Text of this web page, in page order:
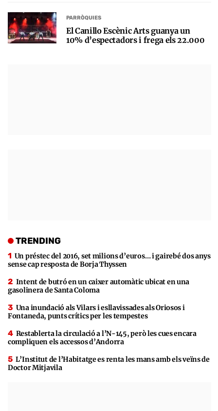
PARRÒQUIES
El Canillo Escènic Arts guanya un
10% d’espectadors i frega els 22.000
TRENDING
Un préstec del 2016, set milions d’euros… i gairebé dos anys
sense cap resposta de Borja Thyssen
Intent de butró en un caixer automàtic ubicat en una
gasolinera de Santa Coloma
Una inundació als Vilars i esllavissades als Oriosos i
Fontaneda, punts crítics per les tempestes
Restablerta la circulació a l’N-145, però les cues encara
compliquen els accessos d’Andorra
L’Institut de l’Habitatge es renta les mans amb els veïns de
Doctor Mitjavila